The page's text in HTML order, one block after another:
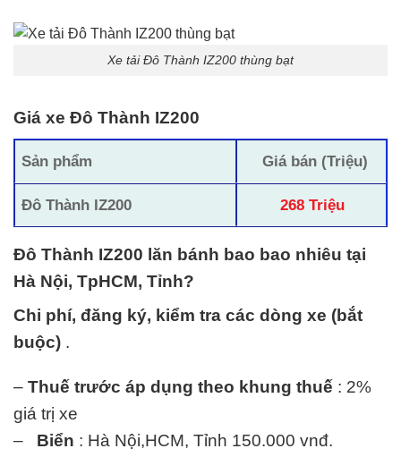
Xe tải Đô Thành IZ200 thùng bạt
Giá xe Đô Thành IZ200
Sản phẩm Giá bán (Triệu)
Đô Thành IZ200 268 Triệu
Đô Thành IZ200 lăn bánh bao bao nhiêu tại
Hà Nội, TpHCM, Tỉnh?
Chi phí, đăng ký, kiểm tra các dòng xe (bắt
buộc) .
– Thuế trước áp dụng theo khung thuế : 2%
giá trị xe
– Biển : Hà Nội,HCM, Tỉnh 150.000 vnđ.